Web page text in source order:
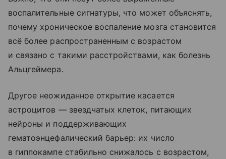
воспалительные сигнатуры, что может объяснять,
почему хроническое воспаление мозга становится
всё более распространенным с возрастом
и связано с такими расстройствами, как болезнь
Альцгеймера.
Другое неожиданное открытие касается
астроцитов — звездчатых клеток, питающих
нейроны и поддерживающих
гематоэнцефалический барьер: их число
в гиппокампе стабильно снижалось с возрастом,